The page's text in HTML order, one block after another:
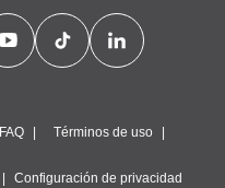
FAQ Términos de uso
Configuración de privacidad